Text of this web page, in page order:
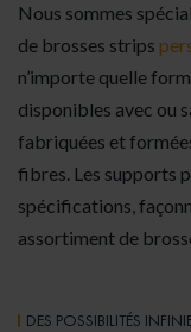
Nous sommes
de brosses strips
n’importe quelle
disponibles avec ou
fabriquées et
fibres. Les supports
spécifications,
assortiment de
DES POSSIBILITÉS